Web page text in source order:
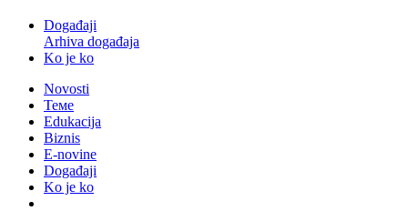
Događaji
Arhiva događaja
Ko je ko
Novosti
Теме
Edukacija
Biznis
E-novine
Događaji
Ko je ko